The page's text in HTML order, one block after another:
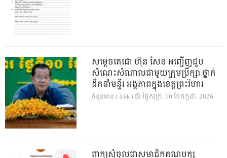
សម្តេចតេជោ ហ៊ុន សែន អញ្ជើញជួប
សំណេះសំណាលជាមួយក្រុមប្រឹក្សា ថ្នាក់
ដឹកនាំមន្ទីរ អង្គភាពក្នុងខេត្តព្រះវិហារ
ចំនួនអាន ( 4.6k ) ថ្ងៃ​សុក្រ, 10 ខែ​កក្កដា, 2026
ពាក្យសុំចូលជាសមាជិកគណបក្ស